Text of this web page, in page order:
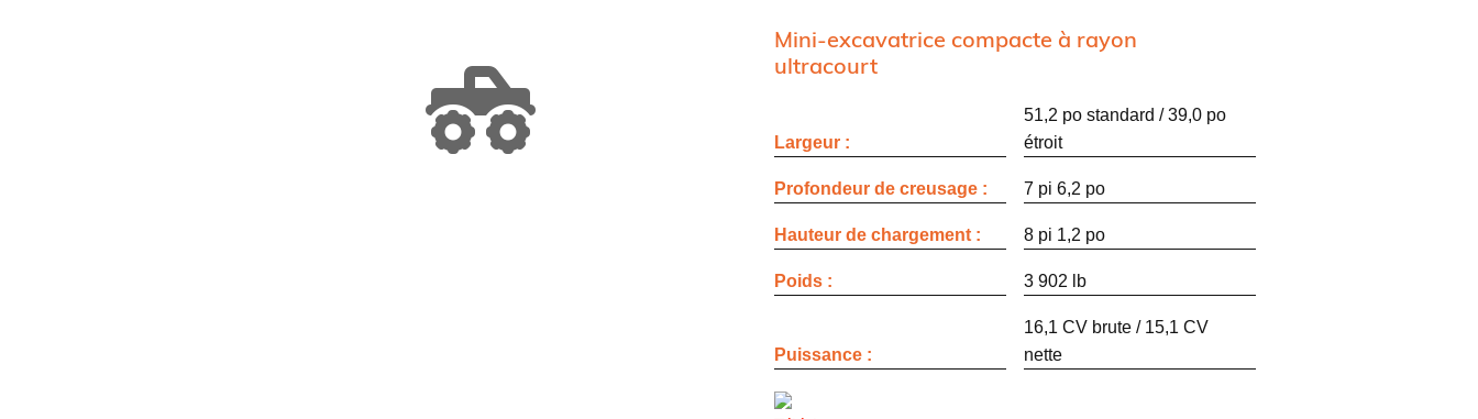
Mini-excavatrice compacte à rayon
ultracourt
Largeur :
51,2 po standard / 39,0 po
étroit
Profondeur de creusage : 7 pi 6,2 po
Hauteur de chargement : 8 pi 1,2 po
Poids : 3 902 lb
Puissance :
16,1 CV brute / 15,1 CV
nette